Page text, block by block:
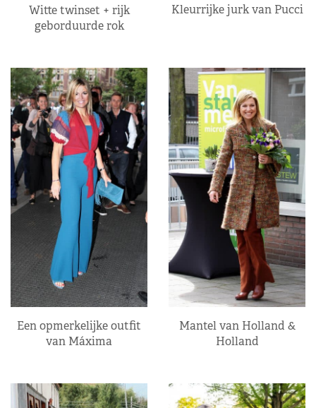
Witte twinset + rijk
geborduurde rok
Kleurrijke jurk van Pucci
Een opmerkelijke outfit
van Máxima
Mantel van Holland &
Holland